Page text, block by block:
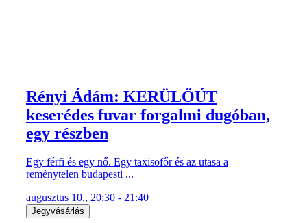
Rényi Ádám: KERÜLŐÚT
keserédes fuvar forgalmi dugóban,
egy részben
Egy férfi és egy nő. Egy taxisofőr és az utasa a
reménytelen budapesti ...
augusztus 10., 20:30 - 21:40
Jegyvásárlás